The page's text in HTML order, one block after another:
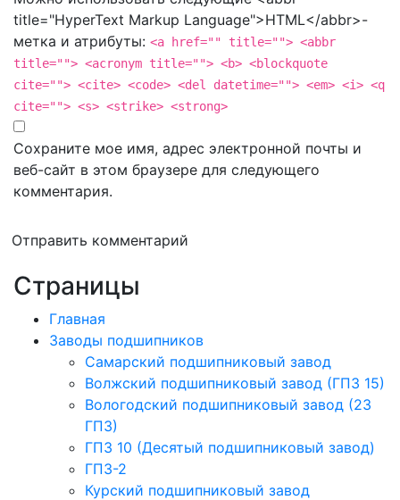
title="HyperText Markup Language">HTML</abbr>-
метка и атрибуты: <a href="" title=""> <abbr
title=""> <acronym title=""> <b> <blockquote
cite=""> <cite> <code> <del datetime=""> <em> <i> <q
cite=""> <s> <strike> <strong>
Сохраните мое имя, адрес электронной почты и
веб-сайт в этом браузере для следующего
комментария.
Отправить комментарий
Страницы
Главная
Заводы подшипников
Cамарский подшипниковый завод
Волжский подшипниковый завод (ГПЗ 15)
Вологодский подшипниковый завод (23
ГПЗ)
ГПЗ 10 (Десятый подшипниковый завод)
ГПЗ-2
Курский подшипниковый завод